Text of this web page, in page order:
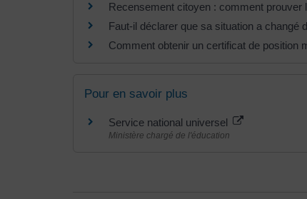
Recensement citoyen : comment prouver
Faut-il déclarer que sa situation a changé
Comment obtenir un certificat de position
Pour en savoir plus
Service national universel
Ministère chargé de l'éducation